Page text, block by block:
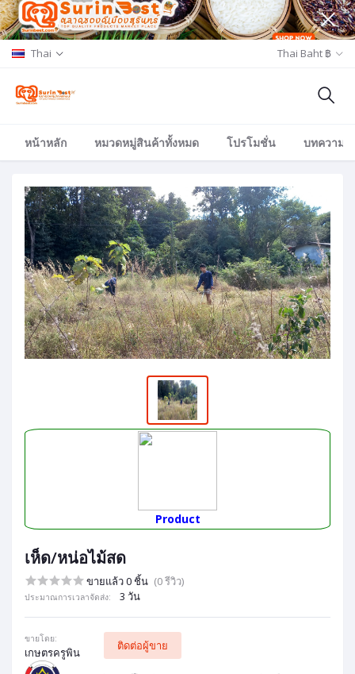
Thai Thai Baht ฿
หน้าหลัก หมวดหมู่สินค้าทั้งหมด โปรโมชั่น บทความ/
Product
เห็ด/หน่อไม้สด
ขายแล้ว 0 ชิ้น (0 รีวิว)
ประมาณการเวลาจัดส่ง: 3 วัน
ขายโดย:
เกษตรครูพิน
ติดต่อผู้ขาย